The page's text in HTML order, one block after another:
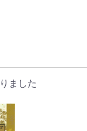
ました